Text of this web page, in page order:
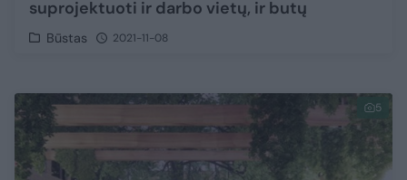
suprojektuoti ir darbo vietų, ir butų
Būstas 2021-11-08
5